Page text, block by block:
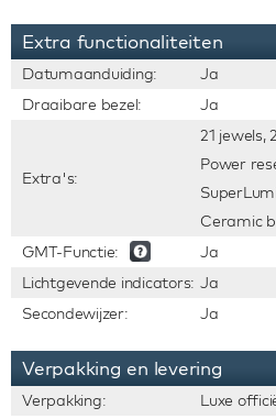
Extra functionaliteiten
Datumaanduiding:
Ja
Draaibare bezel:
Ja
Extra's:
21
Power
Ceramic
GMT-Functie:
Ja
Lichtgevende indicators: Ja
Secondewijzer:
Ja
Verpakking en levering
Verpakking:
Luxe